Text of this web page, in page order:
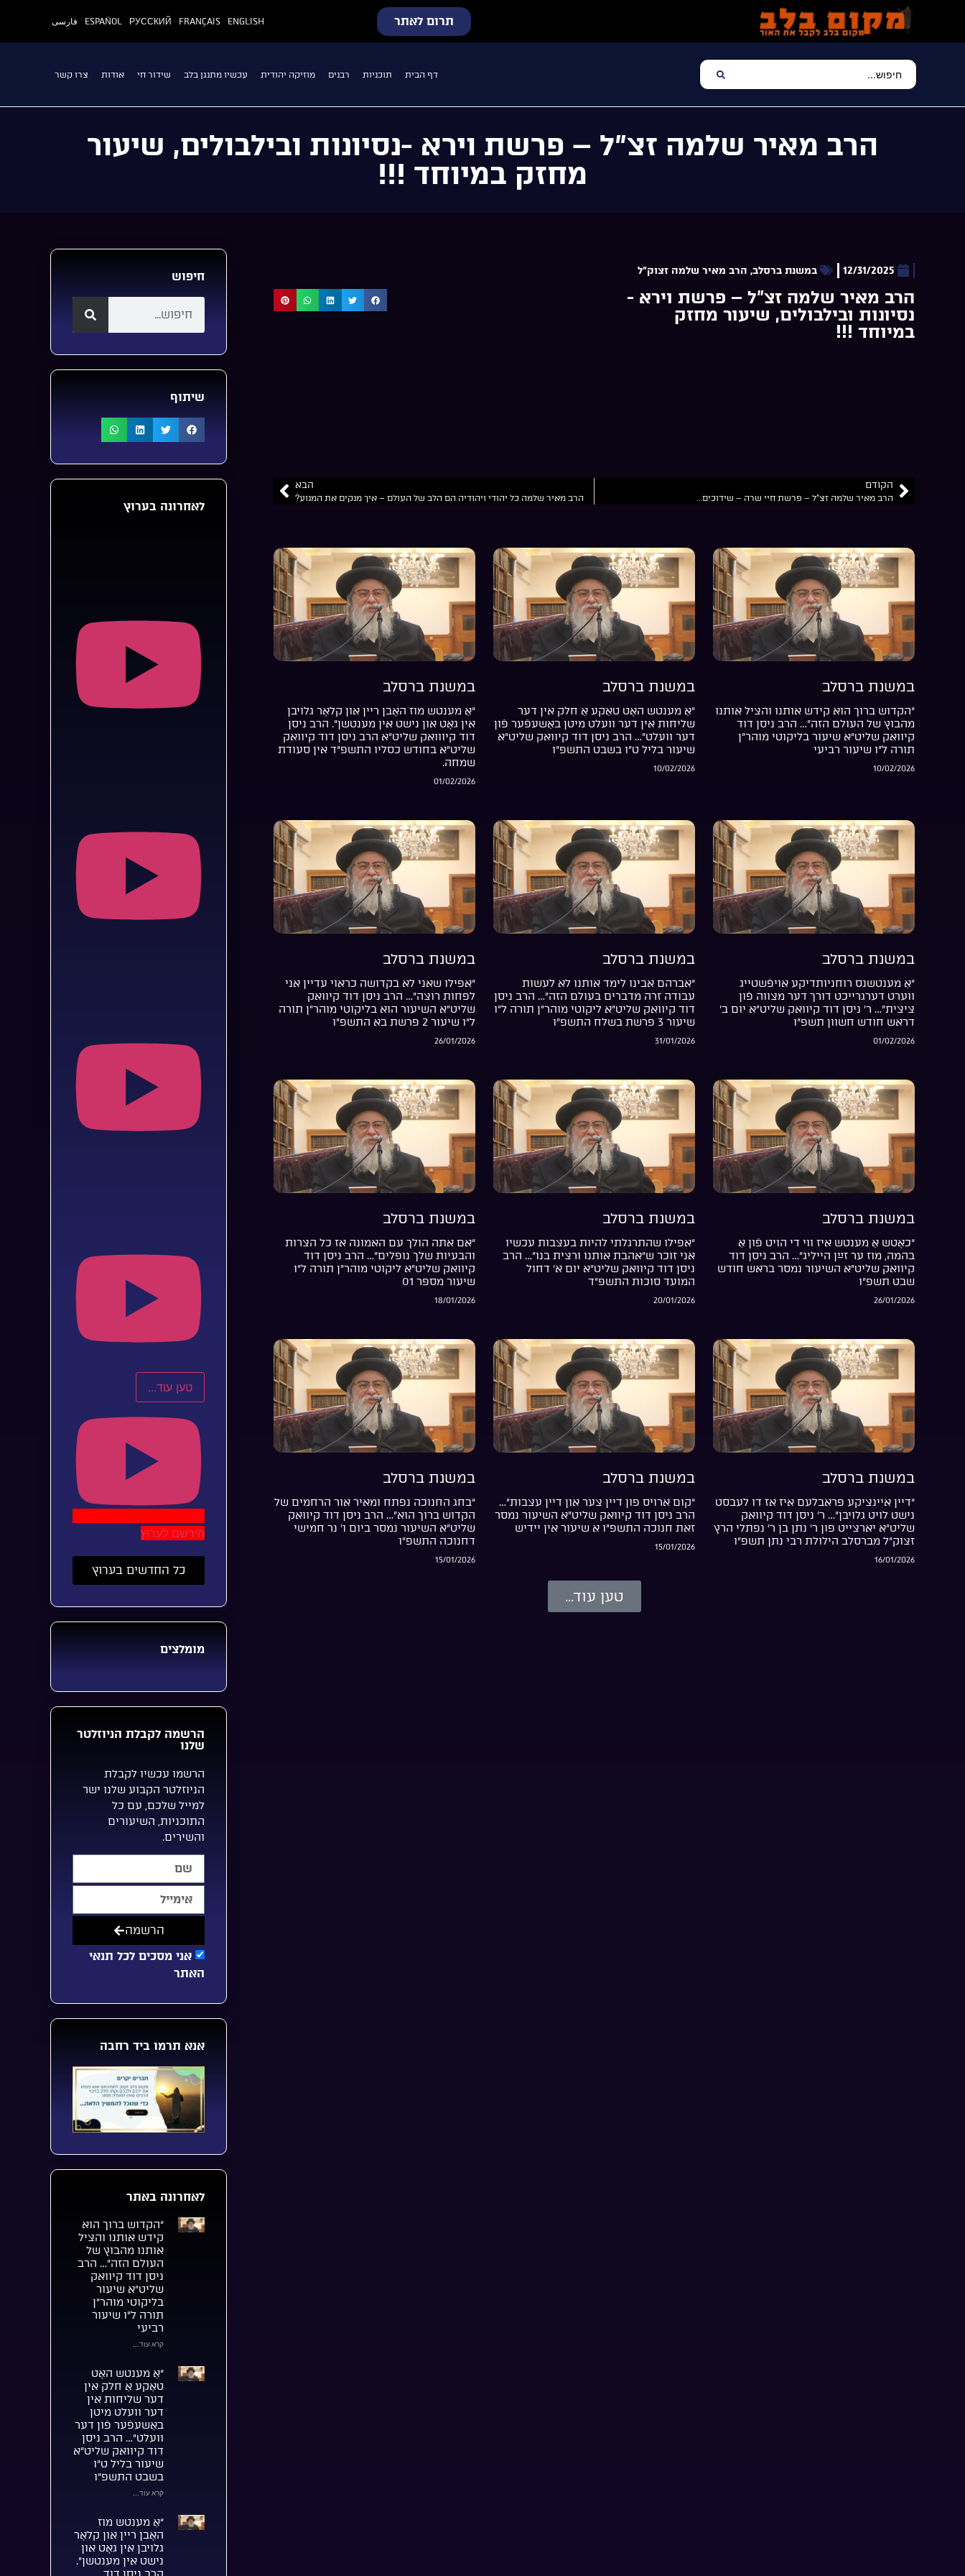
תרום לאתר ENGLISH
FRANÇAIS
РУССКИЙ
ESPAÑOL فارسی
דף הבית תוכניות רבנים מוזיקה יהודית עכשיו מתנגן בלב שידור חי אודות צרו קשר
הרב מאיר שלמה זצ”ל – פרשת וירא -נסיונות ובילבולים, שיעור
מחזק במיוחד !!!
12/31/2025 במשנת ברסלב, הרב מאיר שלמה זצוק"ל
הרב מאיר שלמה זצ”ל – פרשת וירא -
נסיונות ובילבולים, שיעור מחזק
במיוחד !!!
הקודם
הרב מאיר שלמה זצ”ל – פרשת חיי שרה – שידוכים…
הבא
הרב מאיר שלמה כל יהודי ויהודיה הם הלב של העולם – איך מנקים את המנוע?
במשנת ברסלב
“הקדוש ברוך הוא קידש אותנו והציל אותנו
מהבוץ של העולם הזה”… הרב ניסן דוד
קיוואק שליט”א שיעור בליקוטי מוהר”ן
תורה ל”ו שיעור רביעי
10/02/2026
במשנת ברסלב
“אַ מענטש האָט טאַקע אַ חלק אין דער
שליחות אין דער וועלט מיטן באַשעפֿער פֿון
דער וועלט”… הרב ניסן דוד קיוואק שליט”א
שיעור בליל ט”ו בשבט התשפ”ו
10/02/2026
במשנת ברסלב
“אַ מענטש מוז האָבן ריין און קלאָר גלויבן
אין גאָט און נישט אין מענטשן”. הרב ניסן
דוד קיווואק שליט”א הרב ניסן דוד קיוואק
שליט”א בחודש כסליו התשפ”ד אין סעודת
שמחה.
01/02/2026
במשנת ברסלב
“אַ מענטשנס רוחניותדיקע אויפֿשטייג
ווערט דערגרייכט דורך דער מצווה פֿון
ציצית”… ר’ ניסן דוד קיוואק שליט”א יום ב’
דראש חודש חשוון תשפ”ו
01/02/2026
במשנת ברסלב
“אברהם אבינו לימד אותנו לא לעשות
עבודה זרה מדברים בעולם הזה”… הרב ניסן
דוד קיוואק שליט”א ליקוטי מוהר”ן תורה ל”ו
שיעור 3 פרשת בשלח התשפ”ו
31/01/2026
במשנת ברסלב
“אפילו שאני לא בקדושה כראוי עדיין אני
לפחות רוצה”… הרב ניסן דוד קיוואק
שליט”א השיעור הוא בליקוטי מוהר”ן תורה
ל”ו שיעור 2 פרשת בא התשפ”ו
26/01/2026
במשנת ברסלב
“כאָטש אַ מענטש איז ווי די הויט פֿון אַ
בהמה, מוז ער זײַן הייליג”… הרב ניסן דוד
קיוואק שליט”א השיעור נמסר בראש חודש
שבט תשפ”ו
26/01/2026
במשנת ברסלב
“אפילו שהתרגלתי להיות בעצבות עכשיו
אני זוכר ש”אהבת אותנו ורצית בנו”… הרב
ניסן דוד קיוואק שליט”א יום א’ דחול
המועד סוכות התשפ”ד
20/01/2026
במשנת ברסלב
“אם אתה הולך עם האמונה אז כל הצרות
והבעיות שלך נופלים”… הרב ניסן דוד
קיוואק שליט”א ליקוטי מוהר”ן תורה ל”ו
שיעור מספר 01
18/01/2026
במשנת ברסלב
“דיין איינציקע פראבלעם איז אז דו לעבסט
נישט לויט גלויבן”… ר’ ניסן דוד קיוואק
שליט”א יארצייט פון ר’ נתן בן ר’ נפתלי הרץ
זצוק”ל מברסלב הילולת רבי נתן תשפ”ו
16/01/2026
במשנת ברסלב
“קום ארויס פון דיין צער און דיין עצבות”…
הרב ניסן דוד קיוואק שליט”א השיעור נמסר
זאת חנוכה התשפ”ו א שיעור אין יידיש
15/01/2026
במשנת ברסלב
“בחג החנוכה נפתח ומאיר אור הרחמים של
הקדוש ברוך הוא”… הרב ניסן דוד קיוואק
שליט”א השיעור נמסר ביום ו’ נר חמישי
דחנוכה התשפ”ו
15/01/2026
טען עוד...
חיפוש
שיתוף
לאחרונה בערוץ
טען עוד...
הירשם לערוץ
כל החדשים בערוץ
מומלצים
הרשמה לקבלת הניוזלטר
שלנו
הרשמו עכשיו לקבלת
הניוזלטר הקבוע שלנו ישר
למייל שלכם, עם כל
התוכניות, השיעורים
והשירים.
אני מסכים לכל תנאי
האתר
הרשמה
אנא תרמו ביד רחבה
לאחרונה באתר
“הקדוש ברוך הוא
קידש אותנו והציל
אותנו מהבוץ של
העולם הזה”… הרב
ניסן דוד קיוואק
שליט”א שיעור
בליקוטי מוהר”ן
תורה ל”ו שיעור
רביעי
קרא עוד...
“אַ מענטש האָט
טאַקע אַ חלק אין
דער שליחות אין
דער וועלט מיטן
באַשעפֿער פֿון דער
וועלט”… הרב ניסן
דוד קיוואק שליט”א
שיעור בליל ט”ו
בשבט התשפ”ו
קרא עוד...
“אַ מענטש מוז
האָבן ריין און קלאָר
גלויבן אין גאָט און
נישט אין מענטשן”.